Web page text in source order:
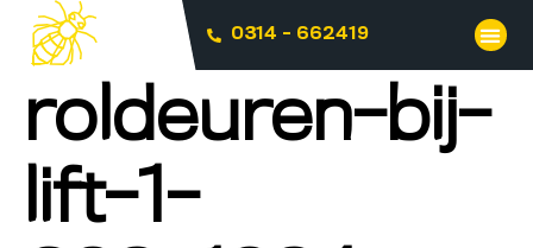
0314 - 662419
roldeuren-bij-
lift-1-